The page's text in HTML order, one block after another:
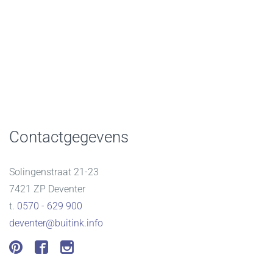
Contactgegevens
Solingenstraat 21-23
7421 ZP Deventer
t. 0570 - 629 900
deventer@buitink.info